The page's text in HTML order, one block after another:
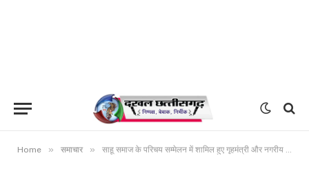
Home » समाचार » साहू समाज के परिचय सम्मेलन में शामिल हुए गृहमंत्री और नगरीय प्रशासन मंत्री 24.48 लाख रूपए के विकास कार्यों की दी सौगात